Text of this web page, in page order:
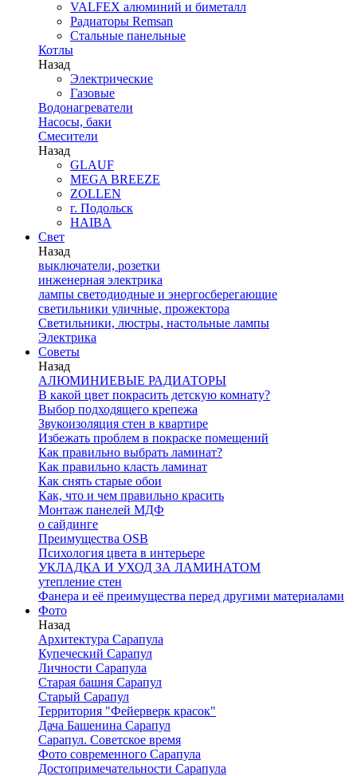
VALFEX алюминий и биметалл
Радиаторы Remsan
Стальные панельные
Котлы
Назад
Электрические
Газовые
Водонагреватели
Насосы, баки
Смесители
Назад
GLAUF
MEGA BREEZE
ZOLLEN
г. Подольск
HAIBA
Свет
Назад
выключатели, розетки
инженерная электрика
лампы светодиодные и энергосберегающие
светильники уличные, прожектора
Светильники, люстры, настольные лампы
Электрика
Советы
Назад
АЛЮМИНИЕВЫЕ РАДИАТОРЫ
В какой цвет покрасить детскую комнату?
Выбор подходящего крепежа
Звукоизоляция стен в квартире
Избежать проблем в покраске помещений
Как правильно выбрать ламинат?
Как правильно класть ламинат
Как снять старые обои
Как, что и чем правильно красить
Монтаж панелей МДФ
о сайдинге
Преимущества OSB
Психология цвета в интерьере
УКЛАДКА И УХОД ЗА ЛАМИНАТОМ
утепление стен
Фанера и её преимущества перед другими материалами
Фото
Назад
Архитектура Сарапула
Купеческий Сарапул
Личности Сарапула
Старая башня Сарапул
Старый Сарапул
Территория "Фейерверк красок"
Дача Башенина Сарапул
Сарапул. Советское время
Фото современного Сарапула
Достопримечательности Сарапула